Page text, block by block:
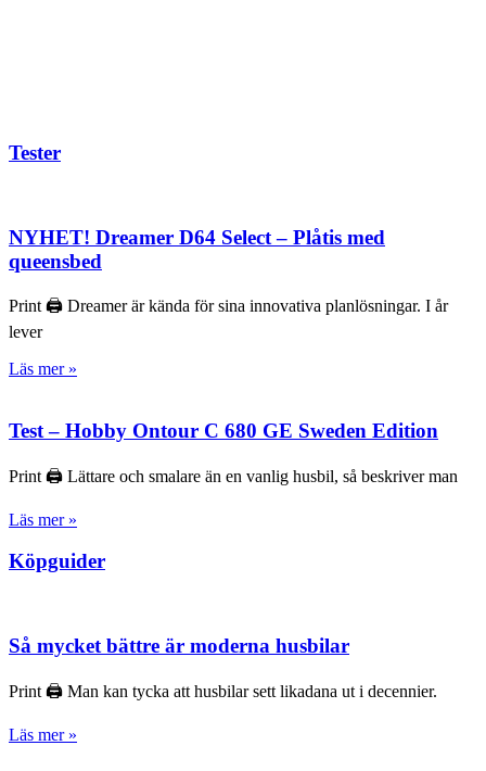
Tester
NYHET! Dreamer D64 Select – Plåtis med
queensbed
Print 🖨 Dreamer är kända för sina innovativa planlösningar. I år
lever
Läs mer »
Test – Hobby Ontour C 680 GE Sweden Edition
Print 🖨 Lättare och smalare än en vanlig husbil, så beskriver man
Läs mer »
Köpguider
Så mycket bättre är moderna husbilar
Print 🖨 Man kan tycka att husbilar sett likadana ut i decennier.
Läs mer »